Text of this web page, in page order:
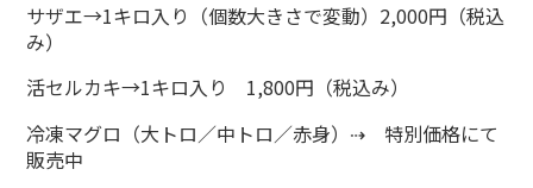
サザエ→1キロ入り（個数大きさで変動）2,000円（税込
み）
活セルカキ→1キロ入り 1,800円（税込み）
冷凍マグロ（大トロ／中トロ／赤身）⇢ 特別価格にて
販売中